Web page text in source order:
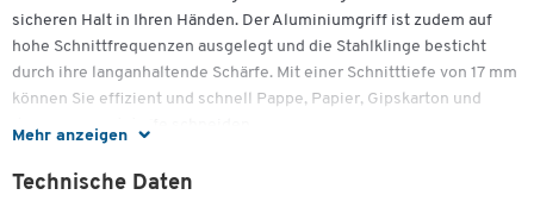
Mehr anzeigen
sicheren Halt in Ihren Händen. Der Aluminiumgriff ist zudem auf
hohe Schnittfrequenzen ausgelegt und die Stahlklinge besticht
durch ihre langanhaltende Schärfe. Mit einer Schnitttiefe von 17 mm
können Sie effizient und schnell Pappe, Papier, Gipskarton und
dünnere Kunststoffe schneiden.
Um die Klingen des GS-gerüften Cutters Secunorm 500 von Martor
Technische Daten